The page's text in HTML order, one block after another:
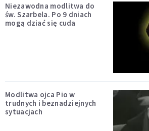
Niezawodna modlitwa do
św. Szarbela. Po 9 dniach
mogą dziać się cuda
Modlitwa ojca Pio w
trudnych i beznadziejnych
sytuacjach